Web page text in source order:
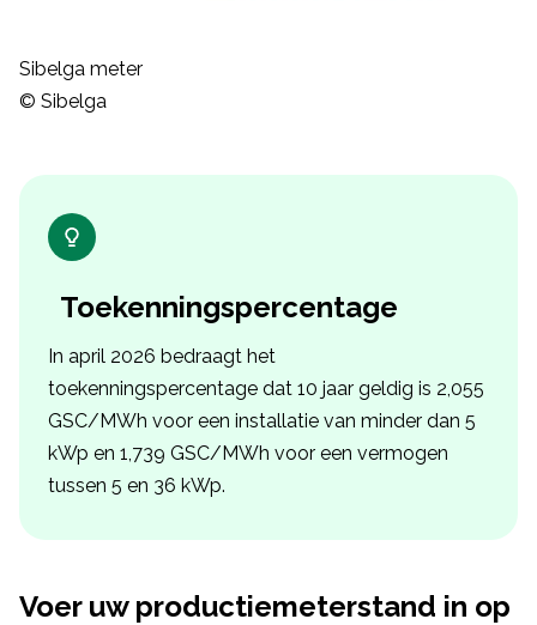
Sibelga meter
© Sibelga
Toekenningspercentage
In april 2026 bedraagt het
toekenningspercentage dat 10 jaar geldig is 2,055
GSC/MWh voor een installatie van minder dan 5
kWp en 1,739 GSC/MWh voor een vermogen
tussen 5 en 36 kWp.
Voer uw productiemeterstand in op